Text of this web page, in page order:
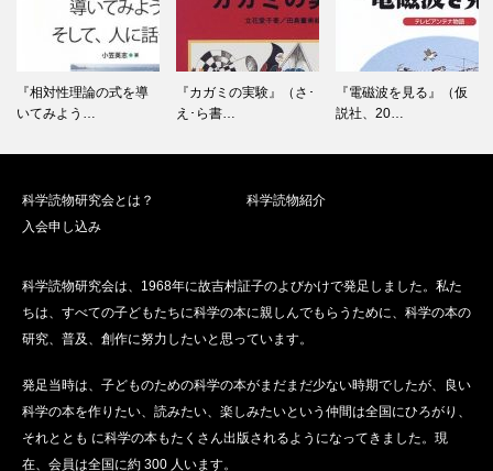
『相対性理論の式を導
いてみよう…
『カガミの実験』（さ･
え･ら書…
『電磁波を見る』（仮
説社、20…
科学読物研究会とは？
科学読物紹介
入会申し込み
科学読物研究会は、1968年に故吉村証子のよびかけで発足しました。私た
ちは、すべての子どもたちに科学の本に親しんでもらうために、科学の本の
研究、普及、創作に努力したいと思っています。
発足当時は、子どものための科学の本がまだまだ少ない時期でしたが、良い
科学の本を作りたい、読みたい、楽しみたいという仲間は全国にひろがり、
それととも に科学の本もたくさん出版されるようになってきました。現
在、会員は全国に約 300 人います。